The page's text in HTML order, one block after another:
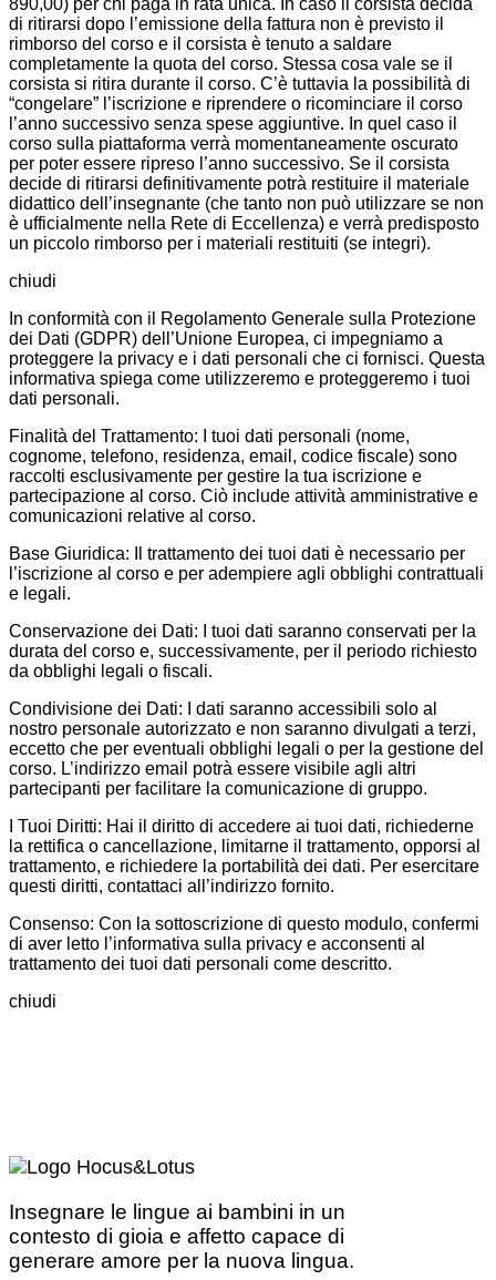
di ritirarsi dopo l’emissione della fattura non è previsto il
rimborso del corso e il corsista è tenuto a saldare
completamente la quota del corso. Stessa cosa vale se il
corsista si ritira durante il corso. C’è tuttavia la possibilità di
“congelare” l’iscrizione e riprendere o ricominciare il corso
l’anno successivo senza spese aggiuntive. In quel caso il
corso sulla piattaforma verrà momentaneamente oscurato
per poter essere ripreso l’anno successivo. Se il corsista
decide di ritirarsi definitivamente potrà restituire il materiale
didattico dell’insegnante (che tanto non può utilizzare se non
è ufficialmente nella Rete di Eccellenza) e verrà predisposto
un piccolo rimborso per i materiali restituiti (se integri).
chiudi
In conformità con il Regolamento Generale sulla Protezione
dei Dati (GDPR) dell’Unione Europea, ci impegniamo a
proteggere la privacy e i dati personali che ci fornisci. Questa
informativa spiega come utilizzeremo e proteggeremo i tuoi
dati personali.
Finalità del Trattamento: I tuoi dati personali (nome,
cognome, telefono, residenza, email, codice fiscale) sono
raccolti esclusivamente per gestire la tua iscrizione e
partecipazione al corso. Ciò include attività amministrative e
comunicazioni relative al corso.
Base Giuridica: Il trattamento dei tuoi dati è necessario per
l’iscrizione al corso e per adempiere agli obblighi contrattuali
e legali.
Conservazione dei Dati: I tuoi dati saranno conservati per la
durata del corso e, successivamente, per il periodo richiesto
da obblighi legali o fiscali.
Condivisione dei Dati: I dati saranno accessibili solo al
nostro personale autorizzato e non saranno divulgati a terzi,
eccetto che per eventuali obblighi legali o per la gestione del
corso. L’indirizzo email potrà essere visibile agli altri
partecipanti per facilitare la comunicazione di gruppo.
I Tuoi Diritti: Hai il diritto di accedere ai tuoi dati, richiederne
la rettifica o cancellazione, limitarne il trattamento, opporsi al
trattamento, e richiedere la portabilità dei dati. Per esercitare
questi diritti, contattaci all’indirizzo fornito.
Consenso: Con la sottoscrizione di questo modulo, confermi
di aver letto l’informativa sulla privacy e acconsenti al
trattamento dei tuoi dati personali come descritto.
chiudi
Insegnare le lingue ai bambini in un
contesto di gioia e affetto capace di
generare amore per la nuova lingua.